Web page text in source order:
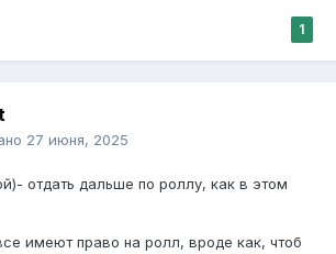
1
27 июня, 2025
отдать дальше по роллу, как в этом
имеют право на ролл, вроде как, чтоб